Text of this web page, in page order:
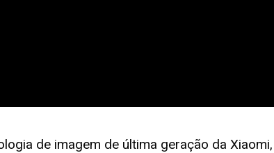
de imagem de última geração da Xiaomi,